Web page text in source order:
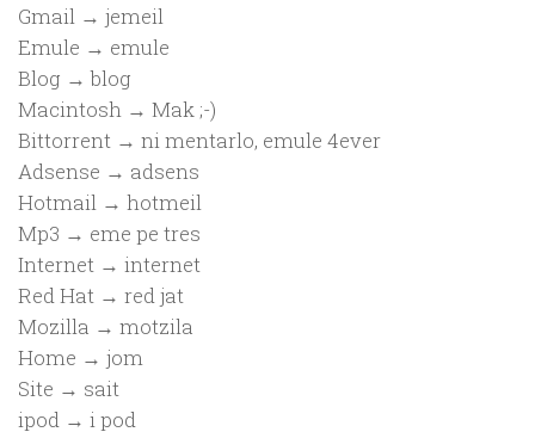
Gmail → jemeil
Emule → emule
Blog → blog
Macintosh → Mak ;-)
Bittorrent → ni mentarlo, emule 4ever
Adsense → adsens
Hotmail → hotmeil
Mp3 → eme pe tres
Internet → internet
Red Hat → red jat
Mozilla → motzila
Home → jom
Site → sait
ipod → i pod